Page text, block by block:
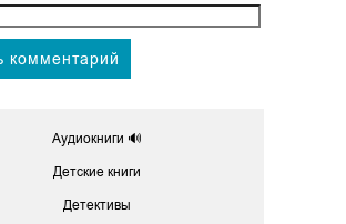
Аудиокниги 🔊
Детские книги
Детективы